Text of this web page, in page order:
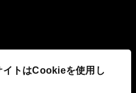
イトはCookieを使用し